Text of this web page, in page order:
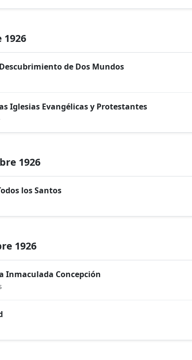
de Dos Mundos
Iglesias Evangélicas y Protestantes
1926
los Santos
1926
Inmaculada Concepción